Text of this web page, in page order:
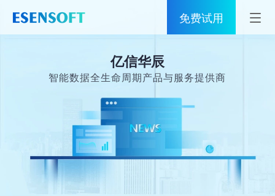
免费试用
服务
亿信华辰
智能数据全生命周期产品与服务提供商